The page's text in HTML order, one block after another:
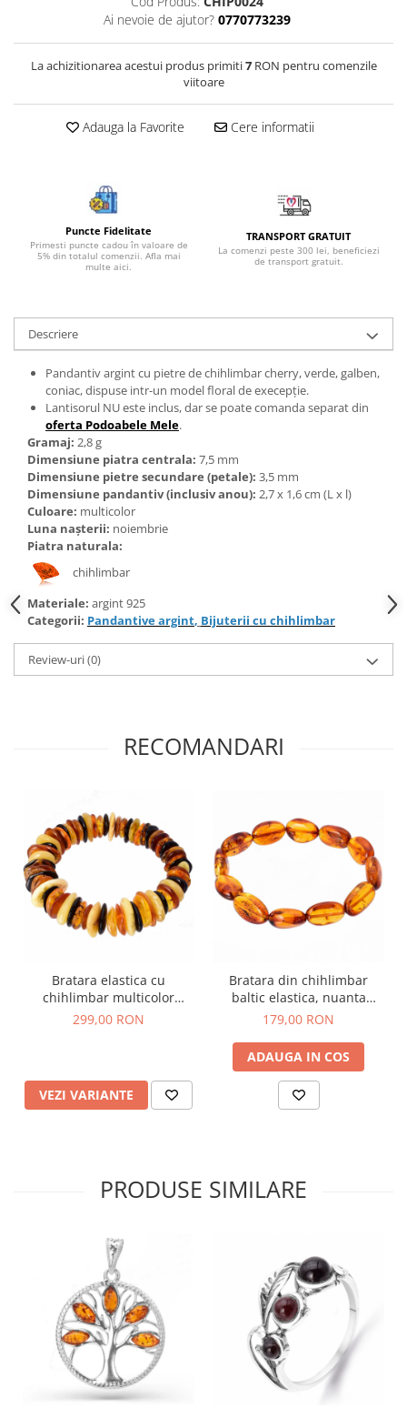
Bijuterii opal
Bijuterii peridot
Bijuterii perle
Bijuterii piatra lunii
Bijuterii rodocrozit
Bijuterii rubin
Bijuterii safir
Bijuterii sidef si abalone
Bijuterii sodalit
Bijuterii spinel
Bijuterii tanzanit
Bijuterii topaz
Bijuterii turcoaz
Bijuterii turmaline
Bijuterii morganit
Ai nevoie de ajutor? 0770773239
La achizitionarea acestui produs primiti7RON pentru comenzile
viitoare
Adauga la Favorite Cere informatii
Puncte Fidelitate
Primesti puncte cadou în valoare de
5% din totalul comenzii. Afla mai
multe aici.
TRANSPORT GRATUIT
La comenzi peste 300 lei, beneficiezi
de transport gratuit.
Descriere
Pandantiv argint cu pietre de chihlimbar cherry, verde, galben,
coniac, dispuse intr-un model floral de execepție.
Lantisorul NU este inclus, dar se poate comanda separat din
oferta Podoabele Mele.
Gramaj: 2,8g
Dimensiune piatra centrala: 7,5 mm
Dimensiune pietre secundare (petale): 3,5 mm
Dimensiune pandantiv (inclusiv anou): 2,7 x 1,6 cm (L x l)
Culoare: multicolor
Luna nașterii: noiembrie
Piatra naturala:
chihlimbar
Materiale: argint 925
Categorii: Pandantive argint, Bijuterii cu chihlimbar
Review-uri(0)
RECOMANDARI
Bratara elastica cu
chihlimbar multicolor
discuri
299,00 RON
VEZI VARIANTE
Bratara din chihlimbar
baltic elastica, nuanta
cognac, 16-18 cm
179,00 RON
ADAUGA IN COS
PRODUSE SIMILARE